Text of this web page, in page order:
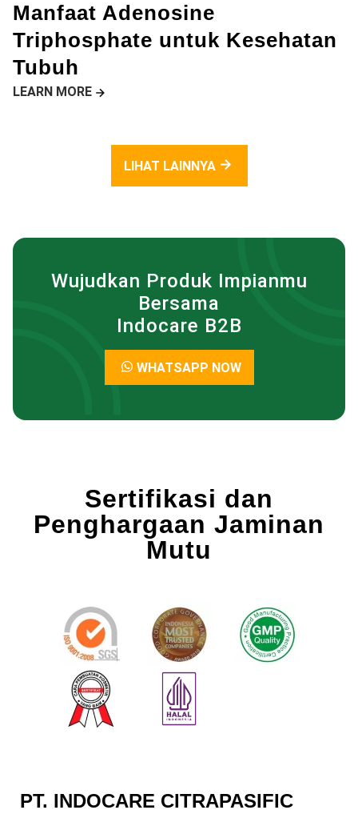
Manfaat Adenosine
Triphosphate untuk Kesehatan
Tubuh
LEARN MORE
LIHAT LAINNYA
Wujudkan Produk Impianmu
Bersama
Indocare B2B
WHATSAPP NOW
Sertifikasi dan
Penghargaan Jaminan
Mutu
PT. INDOCARE CITRAPASIFIC